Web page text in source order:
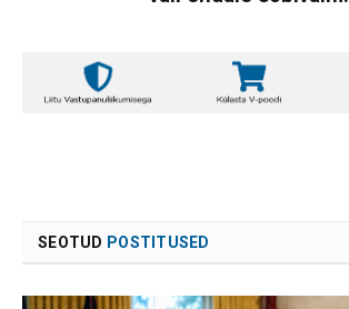
SEOTUD POSTITUSED